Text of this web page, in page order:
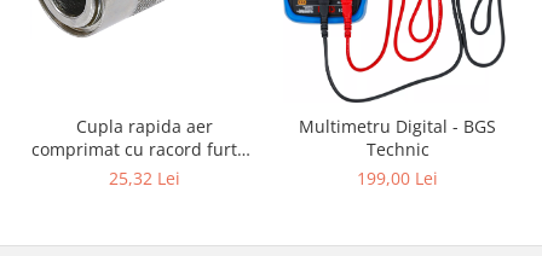
Cupla rapida aer
comprimat cu racord furtun
8 mm (5/16") | SUA / Franta
25,32 Lei
Multimetru Digital - BGS
Technic
199,00 Lei